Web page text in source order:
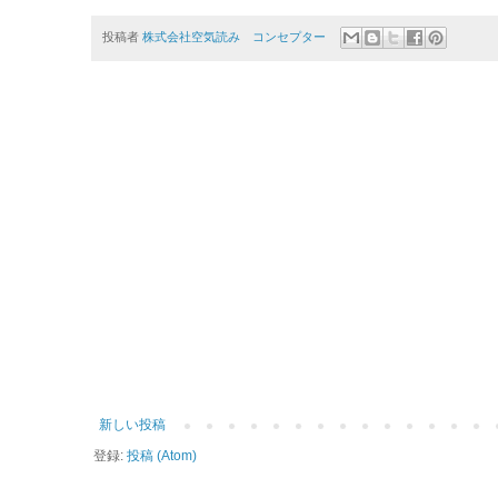
投稿者 株式会社空気読み コンセプター
新しい投稿
登録: 投稿 (Atom)